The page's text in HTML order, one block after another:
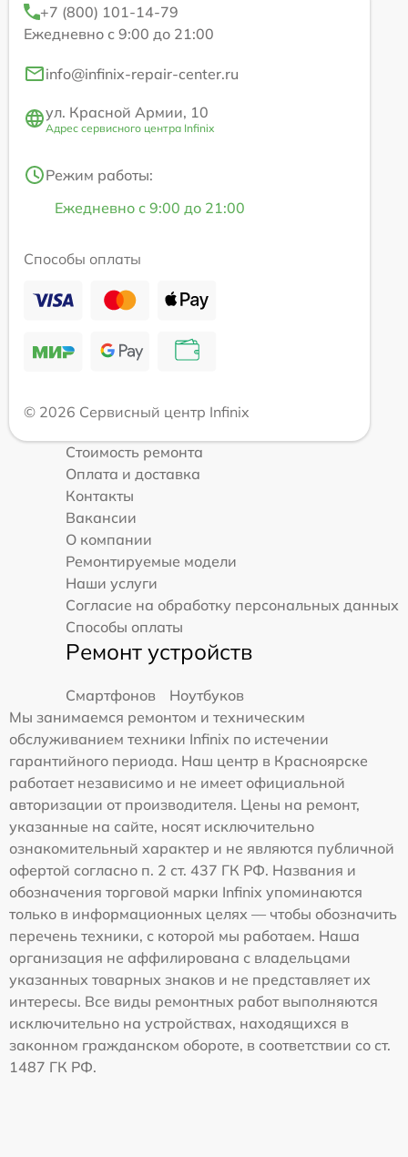
+7 (800) 101-14-79
Ежедневно с 9:00 до 21:00
info@infinix-repair-center.ru
ул. Красной Армии, 10
Адрес сервисного центра Infinix
Режим работы:
Ежедневно с 9:00 до 21:00
Способы оплаты
© 2026 Сервисный центр Infinix
Стоимость ремонта
Оплата и доставка
Контакты
Вакансии
О компании
Ремонтируемые модели
Наши услуги
Согласие на обработку персональных данных
Способы оплаты
Ремонт устройств
Смартфонов
Ноутбуков
Мы занимаемся ремонтом и техническим
обслуживанием техники Infinix по истечении
гарантийного периода. Наш центр в Красноярске
работает независимо и не имеет официальной
авторизации от производителя. Цены на ремонт,
указанные на сайте, носят исключительно
ознакомительный характер и не являются публичной
офертой согласно п. 2 ст. 437 ГК РФ. Названия и
обозначения торговой марки Infinix упоминаются
только в информационных целях — чтобы обозначить
перечень техники, с которой мы работаем. Наша
организация не аффилирована с владельцами
указанных товарных знаков и не представляет их
интересы. Все виды ремонтных работ выполняются
исключительно на устройствах, находящихся в
законном гражданском обороте, в соответствии со ст.
1487 ГК РФ.